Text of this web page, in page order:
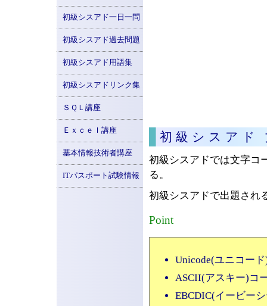
初級シスアド
初級シスアドでは文字コ
る。
初級シスアドで出題され
Point
Unicode(ユニコー
ASCII(アスキー)コ
EBCDIC(イービー
初級シスアド一日一問
初級シスアド過去問題
初級シスアド用語集
初級シスアドリンク集
ＳＱＬ講座
Ｅｘｃｅｌ講座
基本情報技術者講座
ITパスポート試験情報